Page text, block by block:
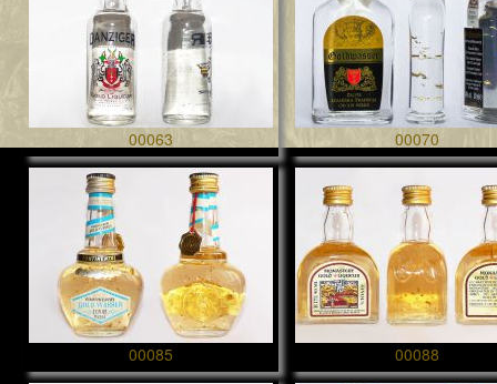
00063 00070
00085 00088